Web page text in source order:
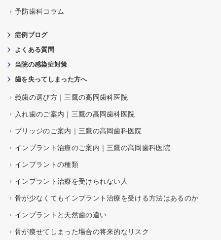
予防歯科コラム
症例ブログ
よくある質問
当院の感染症対策
歯を失ってしまった方へ
義歯の選び方｜三鷹の高岡歯科医院
入れ歯のご案内｜三鷹の高岡歯科医院
ブリッジのご案内｜三鷹の高岡歯科医院
インプラント治療のご案内｜三鷹の高岡歯科医院
インプラントの種類
インプラント治療を受けられない人
骨が少なくてもインプラント治療を受ける方法はあるのか
インプラントと天然歯の違い
骨が痩せてしまった場合の将来的なリスク